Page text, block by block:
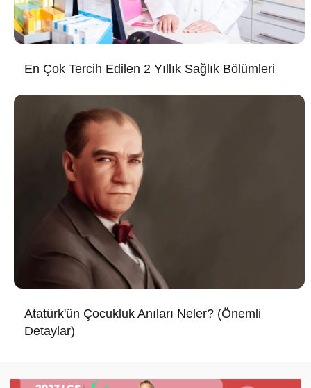
En Çok Tercih Edilen 2 Yıllık Sağlık Bölümleri
Atatürk'ün Çocukluk Anıları Neler? (Önemli
Detaylar)